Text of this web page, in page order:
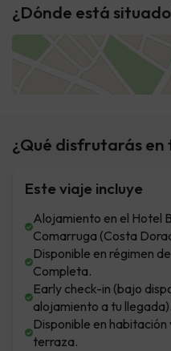
¿Dónde está
¿Qué disfrutarás en
Este viaje incluye
Alojamiento en el Hotel
Comarruga (Costa
Disponible en régimen
Completa.
Early check-in (bajo
alojamiento a tu llegada).
Disponible en
terraza.